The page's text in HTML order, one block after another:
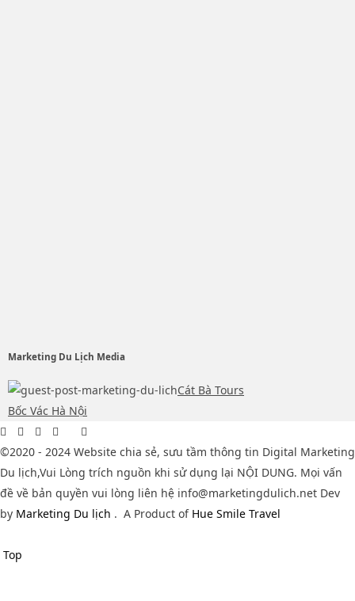
Marketing Du Lịch Media
Cát Bà Tours
Bốc Vác Hà Nội
©2020 - 2024 Website chia sẻ, sưu tầm thông tin Digital Marketing
Du lịch,Vui Lòng trích nguồn khi sử dụng lại NỘI DUNG. Mọi vấn
đề về bản quyền vui lòng liên hệ info@marketingdulich.net Dev
by Marketing Du lịch . A Product of Hue Smile Travel
Top